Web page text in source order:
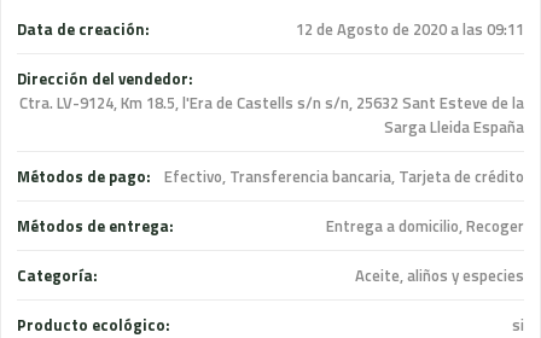
Data de creación: 12 de Agosto de 2020 a las 09:11
Dirección del vendedor:
Ctra. LV-9124, Km 18.5, l'Era de Castells s/n s/n, 25632 Sant Esteve de la
Sarga Lleida España
Métodos de pago: Efectivo, Transferencia bancaria, Tarjeta de crédito
Métodos de entrega: Entrega a domicilio, Recoger
Categoría: Aceite, aliños y especies
Producto ecológico: si